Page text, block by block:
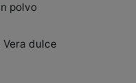
polvo
Vera dulce